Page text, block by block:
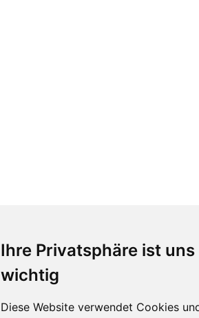
Ihre Privatsphäre ist uns
wichtig
Diese Website verwendet Cookies